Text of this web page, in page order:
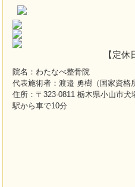
【定
院名：わたなべ整骨院
代表施術者：渡邉 勇樹（国家資格
住所：〒323-0811 栃木県小山市
駅から車で10分